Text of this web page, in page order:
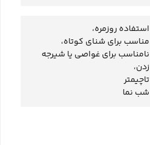
استفاده روزمره،
مناسب برای شنای کوتاه،
نامناسب برای غواصی یا شیرجه
زدن،
تاچیمتر
شب نما